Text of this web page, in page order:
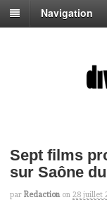
Navigation
Sept films
sur Saône
par Redaction on 28 juillet